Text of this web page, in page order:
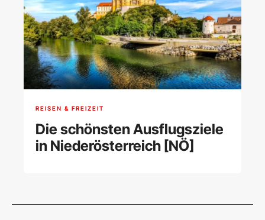
REISEN & FREIZEIT
Die schönsten Ausflugsziele
in Niederösterreich [NÖ]